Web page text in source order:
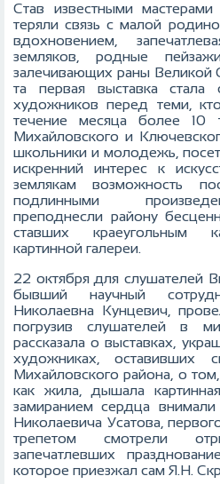
Став известными
теряли связь с малой
вдохновением,
земляков, родные
залечивающих раны Великой
та первая выставка стала
художников перед теми,
течение месяца более 10
Михайловского и
школьники и молодежь,
искренний интерес к
землякам возможность
подлинными
преподнесли району
ставших краеугольным
картинной галереи.
22 октября для слушателей
бывший научный
Николаевна Кунцевич,
погрузив слушателей в
рассказала о выставках,
художниках, оставивших
Михайловского района, о
как жила, дышала
замиранием сердца
Николаевича Усатова,
трепетом смотрели
запечатлевших
которое приезжал сам Я.Н.